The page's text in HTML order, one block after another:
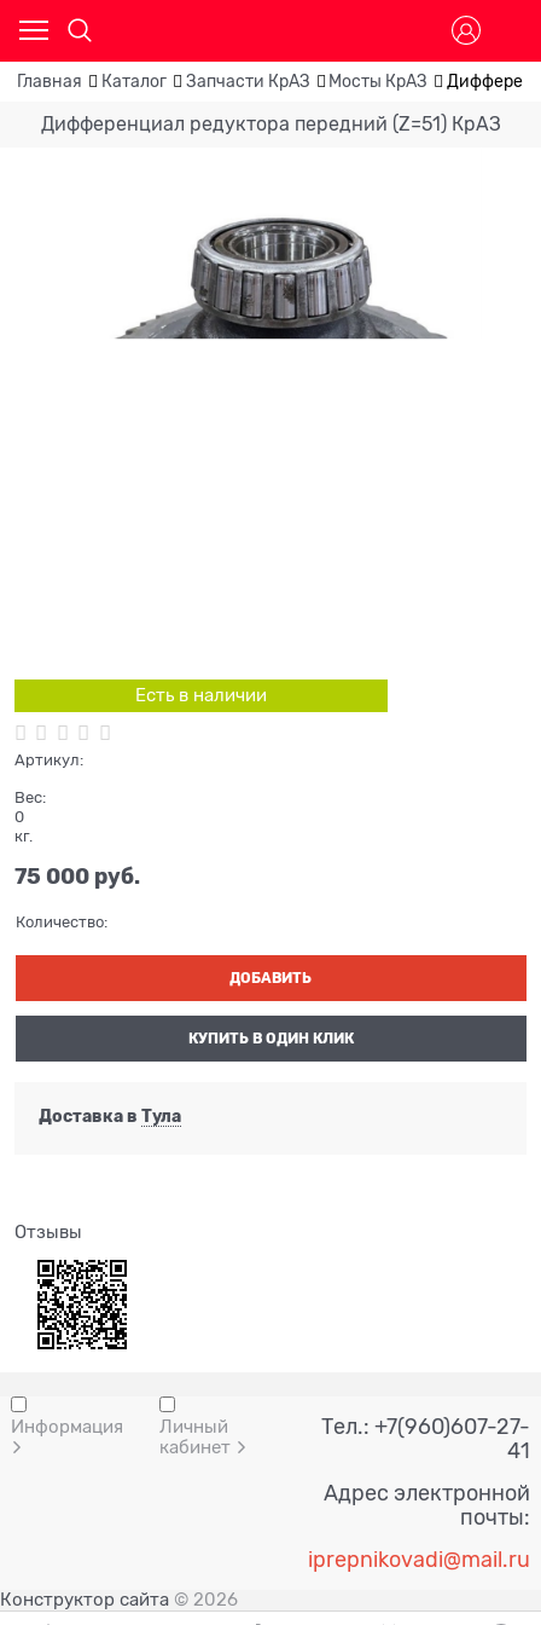
Главная Каталог Запчасти КрАЗ Мосты КрАЗ
Дифференциал редуктора передний (Z=51) КрАЗ
Есть в наличии
Артикул:
Вес:
0
кг.
75 000 руб.
Количество:
ДОБАВИТЬ
КУПИТЬ В ОДИН КЛИК
Доставка в Тула
Отзывы
Информация
Личный
кабинет
Тел.: +7(960)607-27-
41
Адрес электронной
почты:
iprepnikovadi@mail.ru
Конструктор сайта © 2026